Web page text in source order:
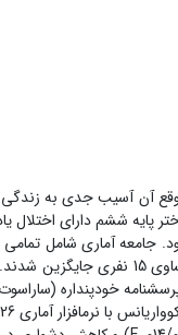
آن آسیب جدی به زندگی
پایه ششم دارای اختلال
آماری شامل تمامی
شهرستان جم در سال 1401 بود، که با روش نمونه‏گیری در